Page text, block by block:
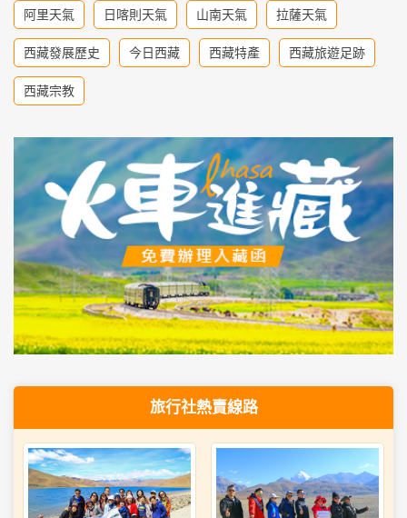
阿里天氣 日喀則天氣 山南天氣 拉薩天氣
西藏發展歷史 今日西藏 西藏特產 西藏旅遊足跡
西藏宗教
旅行社熱賣線路